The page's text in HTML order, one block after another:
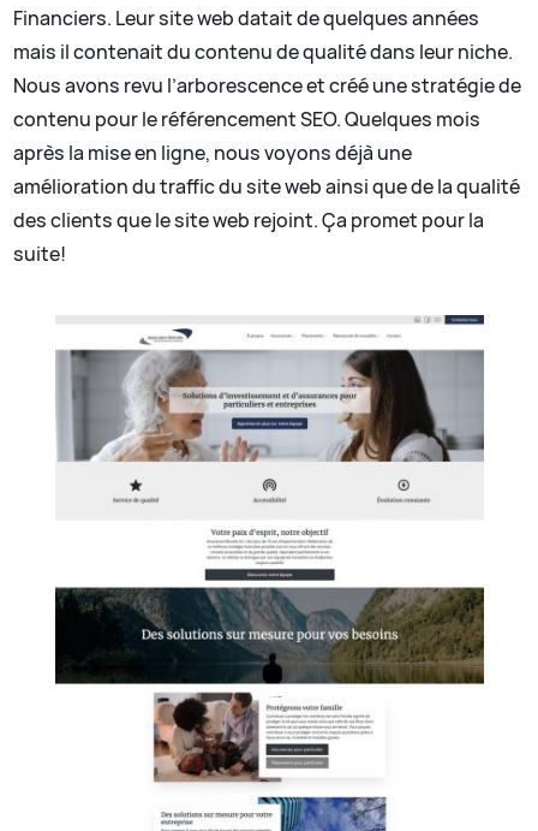
Financiers. Leur site web datait de quelques années
mais il contenait du contenu de qualité dans leur niche.
Nous avons revu l’arborescence et créé une stratégie de
contenu pour le référencement SEO. Quelques mois
après la mise en ligne, nous voyons déjà une
amélioration du traffic du site web ainsi que de la qualité
des clients que le site web rejoint. Ça promet pour la
suite!